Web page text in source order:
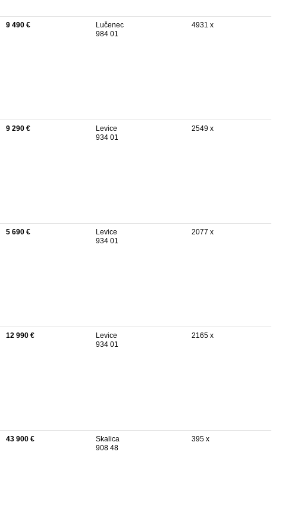
9 490 €
Lučenec
984 01
4931 x
9 290 €
Levice
934 01
2549 x
5 690 €
Levice
934 01
2077 x
12 990 €
Levice
934 01
2165 x
43 900 €
Skalica
908 48
395 x